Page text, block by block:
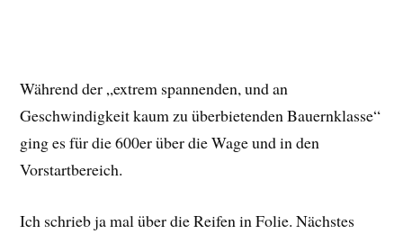
Während der „extrem spannenden, und an
Geschwindigkeit kaum zu überbietenden Bauernklasse“
ging es für die 600er über die Wage und in den
Vorstartbereich.
Ich schrieb ja mal über die Reifen in Folie. Nächstes